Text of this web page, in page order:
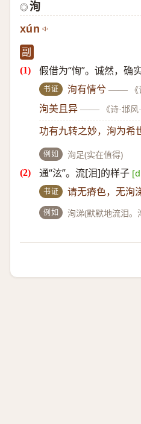
◎ 洵
xún
副
假借为“恂”。诚然，确
书证 洵有情兮 ——
洵美且异 —— 《诗·邶风
功有九转之妙，洵为希
例如 洵足(实在值得)
通“泫”。流[泪]的样子
书证 请无瘠色，无洵
例如 洵涕(默默地流泪。